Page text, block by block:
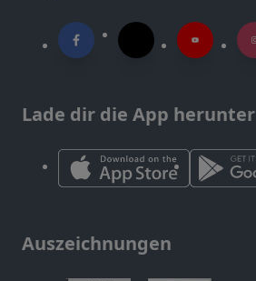
Lade dir die App herunter
Auszeichnungen